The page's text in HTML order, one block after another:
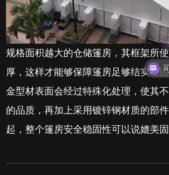
规格面积越大的仓储篷房，其框架所
厚，这样才能够保障篷房足够结实稳
金型材表面会经过特殊化处理，使其
的品质，再加上采用镀锌钢材质的部
起，整个篷房安全稳固性可以说媲美